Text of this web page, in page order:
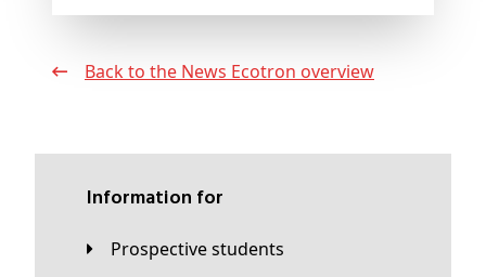
Back to the News Ecotron overview
Information for
Prospective students